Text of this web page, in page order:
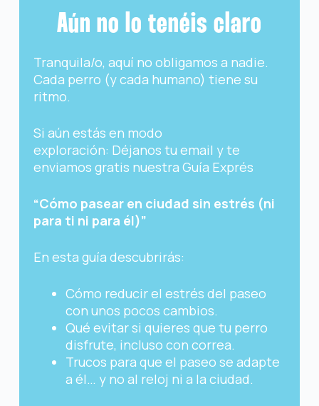
Aún no lo tenéis claro
Tranquila/o, aquí no obligamos a nadie.
Cada perro (y cada humano) tiene su
ritmo.
Si aún estás en modo
exploración: Déjanos tu email y te
enviamos gratis nuestra Guía Exprés
“Cómo pasear en ciudad sin estrés (ni
para ti ni para él)”
En esta guía descubrirás:
Cómo reducir el estrés del paseo
con unos pocos cambios.
Qué evitar si quieres que tu perro
disfrute, incluso con correa.
Trucos para que el paseo se adapte
a él… y no al reloj ni a la ciudad.